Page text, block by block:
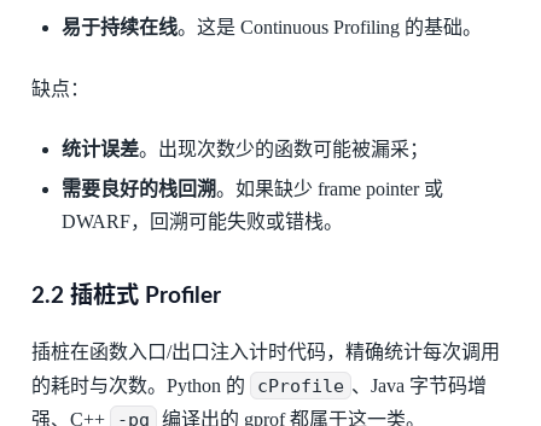
易于持续在线。这是 Continuous Profiling 的基础。
缺点：
统计误差。出现次数少的函数可能被漏采；
需要良好的栈回溯。如果缺少 frame pointer 或
DWARF，回溯可能失败或错栈。
2.2 插桩式 Profiler
插桩在函数入口/出口注入计时代码，精确统计每次调用
的耗时与次数。Python 的
cProfile 、Java 字节码增
强、C++
-pg 编译出的 gprof 都属于这一类。